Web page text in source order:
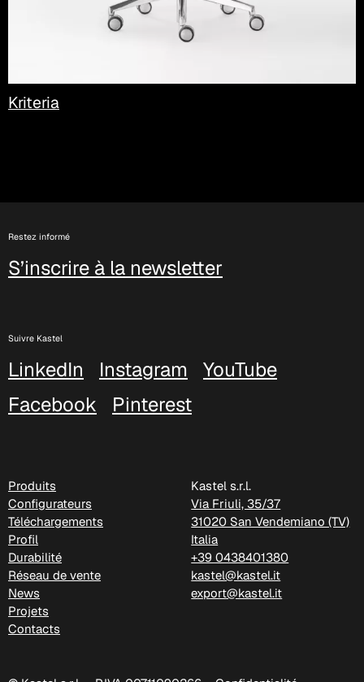
Kriteria
Restez informé
S’inscrire à la newsletter
Suivre Kastel
LinkedIn Instagram
YouTube
Facebook
Pinterest
Produits
Configurateurs
Téléchargements
Profil
Durabilité
Réseau de vente
News
Projets
Contacts
Kastel s.r.l.
Via Friuli, 35/37
31020 San Vendemiano (TV)
Italia
+39 0438401380
kastel@kastel.it
export@kastel.it